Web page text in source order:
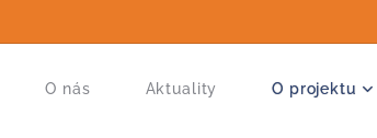
O nás Aktuality O projektu